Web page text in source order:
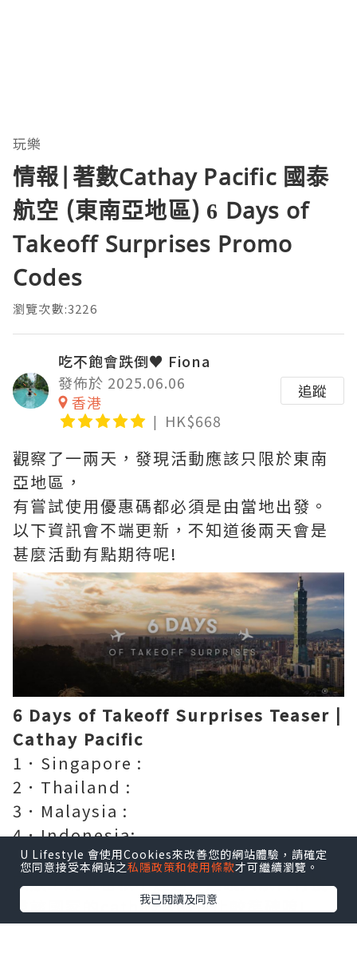
玩樂
情報|著數Cathay Pacific 國泰
航空 (東南亞地區) 6 Days of
Takeoff Surprises Promo
Codes
瀏覽次數:3226
吃不飽會跌倒♥ Fiona
發佈於 2025.06.06
香港
HK$668
追蹤
觀察了一兩天，發現活動應該只限於東南
亞地區，
有嘗試使用優惠碼都必須是由當地出發。
以下資訊會不端更新，不知道後兩天會是
甚麼活動有點期待呢!
6 Days of Takeoff Surprises Teaser |
Cathay Pacific
1．Singapore :
2．Thailand :
3．Malaysia :
4．Indonesia:
因放上網址審核不通過，建議大家自行搜
尋該國家的cathay官網會比較準確唷!
U Lifestyle 會使用Cookies來改善您的網站體驗，請確定
您同意接受本網站之私隱政策和使用條款才可繼續瀏覽。
我已閱讀及同意